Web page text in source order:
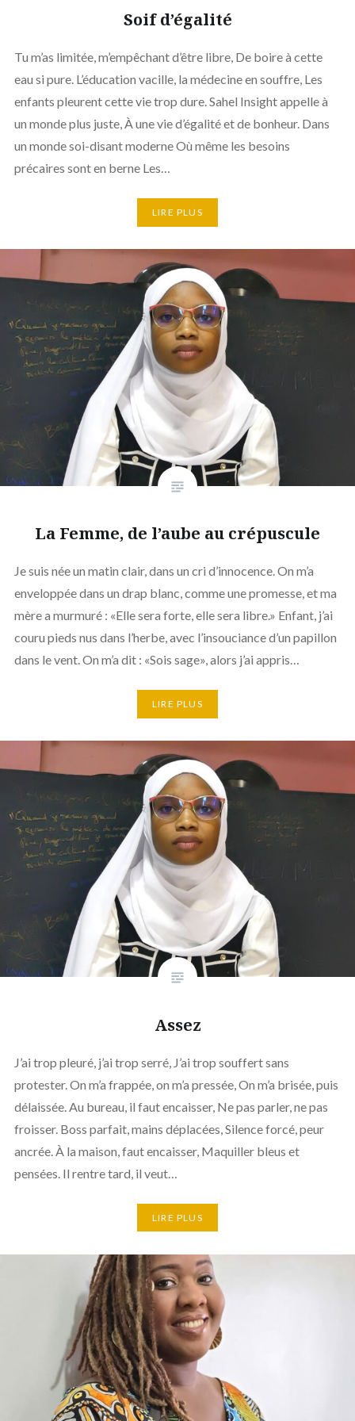
Soif d’égalité
Tu m’as limitée, m’empêchant d’être libre, De boire à cette
eau si pure. L’éducation vacille, la médecine en souffre, Les
enfants pleurent cette vie trop dure. Sahel Insight appelle à
un monde plus juste, À une vie d’égalité et de bonheur. Dans
un monde soi-disant moderne Où même les besoins
précaires sont en berne Les…
LIRE PLUS
La Femme, de l’aube au crépuscule
Je suis née un matin clair, dans un cri d’innocence. On m’a
enveloppée dans un drap blanc, comme une promesse, et ma
mère a murmuré : «Elle sera forte, elle sera libre.» Enfant, j’ai
couru pieds nus dans l’herbe, avec l’insouciance d’un papillon
dans le vent. On m’a dit : «Sois sage», alors j’ai appris…
LIRE PLUS
Assez
J’ai trop pleuré, j’ai trop serré, J’ai trop souffert sans
protester. On m’a frappée, on m’a pressée, On m’a brisée, puis
délaissée. Au bureau, il faut encaisser, Ne pas parler, ne pas
froisser. Boss parfait, mains déplacées, Silence forcé, peur
ancrée. À la maison, faut encaisser, Maquiller bleus et
pensées. Il rentre tard, il veut…
LIRE PLUS